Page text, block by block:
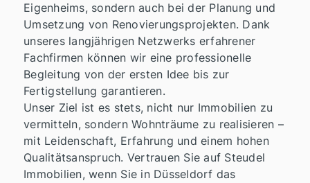
Eigenheims, sondern auch bei der Planung und
Umsetzung von Renovierungsprojekten. Dank
unseres langjährigen Netzwerks erfahrener
Fachfirmen können wir eine professionelle
Begleitung von der ersten Idee bis zur
Fertigstellung garantieren.
Unser Ziel ist es stets, nicht nur Immobilien zu
vermitteln, sondern Wohnträume zu realisieren –
mit Leidenschaft, Erfahrung und einem hohen
Qualitätsanspruch. Vertrauen Sie auf Steudel
Immobilien, wenn Sie in Düsseldorf das